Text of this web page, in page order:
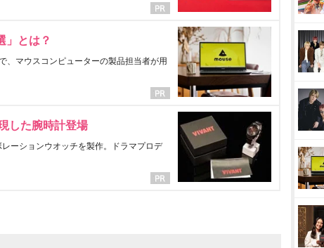
」とは？
、マウスコンピューターの製品担当者が用
した腕時計登場
ーションウオッチを製作。ドラマプロデ